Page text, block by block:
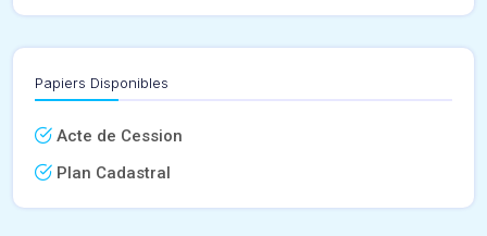
Papiers Disponibles
Acte de Cession
Plan Cadastral